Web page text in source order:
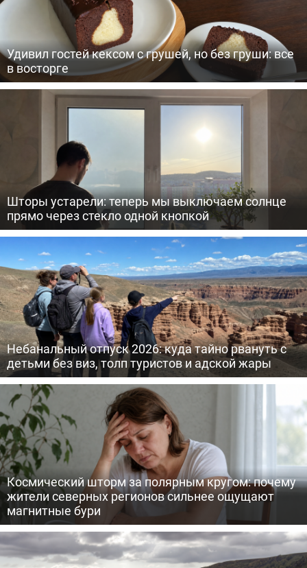
Удивил гостей кексом с грушей, но без груши: все
в восторге
Шторы устарели: теперь мы выключаем солнце
прямо через стекло одной кнопкой
Небанальный отпуск 2026: куда тайно рвануть с
детьми без виз, толп туристов и адской жары
Космический шторм за полярным кругом: почему
жители северных регионов сильнее ощущают
магнитные бури